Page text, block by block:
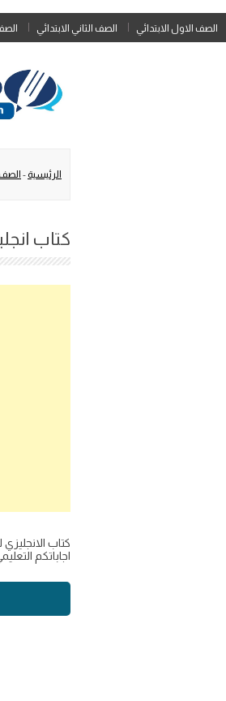
الصف الاول الابتدائي الصف الثاني الابتدائي
الرئيسية -
كتاب انجليزي
اجاباتكم